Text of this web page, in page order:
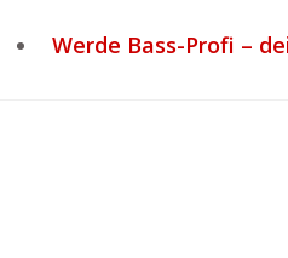
Werde Bass-Profi –